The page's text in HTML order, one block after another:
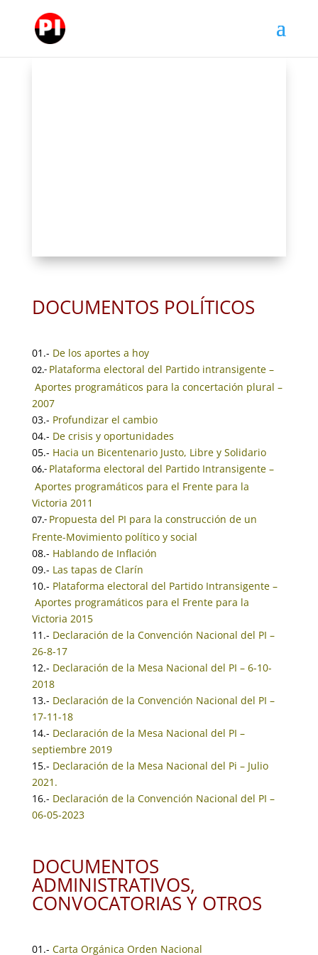
DOCUMENTOS POLÍTICOS
01.- De los aportes a hoy
02.- Plataforma electoral del Partido intransigente –
Aportes programáticos para la concertación plural –
2007
03.- Profundizar el cambio
04.- De crisis y oportunidades
05.- Hacia un Bicentenario Justo, Libre y Solidario
06.- Plataforma electoral del Partido Intransigente–
Aportes programáticos para el Frente para la
Victoria 2011
07.- Propuesta del PI para la construcción de un
Frente-Movimiento político y social
08.- Hablando de Inflación
09.- Las tapas de Clarín
10.- Plataforma electoral del Partido Intransigente–
Aportes programáticos para el Frente para la
Victoria 2015
11.- Declaración de la Convención Nacional del PI –
26-8-17
12.- Declaración de la Mesa Nacional del PI – 6-10-
2018
13.- Declaración de la Convención Nacional del PI –
17-11-18
14.- Declaración de la Mesa Nacional del PI –
septiembre 2019
15.- Declaración de la Mesa Nacional del Pi – Julio
2021.
16.- Declaración de la Convención Nacional del PI –
06-05-2023
DOCUMENTOS
ADMINISTRATIVOS,
CONVOCATORIAS Y OTROS
01.- Carta Orgánica Orden Nacional